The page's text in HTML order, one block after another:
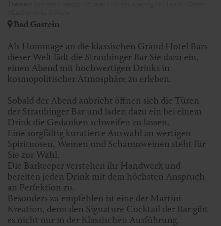
Bad Gastein
Als Hommage an die klassischen Grand Hotel Bars
dieser Welt lädt die Straubinger Bar Sie dazu ein,
einen Abend mit hochwertigen Drinks in
kosmopolitischer Atmosphäre zu erleben.
Sobald der Abend anbricht öffnen sich die Türen
der Straubinger Bar und laden dazu ein bei einem
Drink die Gedanken schweifen zu lassen.
Eine sorgfältig kuratierte Auswahl an wertigen
Spirituosen, Weinen und Schaumweinen steht für
Sie zur Wahl.
Die Barkeeper verstehen ihr Handwerk und
bereiten jeden Drink mit dem höchsten Anspruch
an Perfektion zu.
Besonders zu empfehlen ist eine der Martini
Kreation, denn den Signature Cocktail der Bar gibt
es nicht nur in der Klassischen Ausführung.